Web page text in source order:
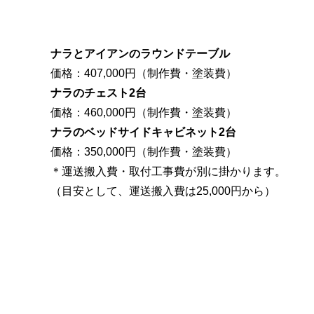
ナラとアイアンのラウンドテーブル
価格：407,000円（制作費・塗装費）
ナラのチェスト2台
価格：460,000円（制作費・塗装費）
ナラのベッドサイドキャビネット2台
価格：350,000円（制作費・塗装費）
＊運送搬入費・取付工事費が別に掛かります。
（目安として、運送搬入費は25,000円から）